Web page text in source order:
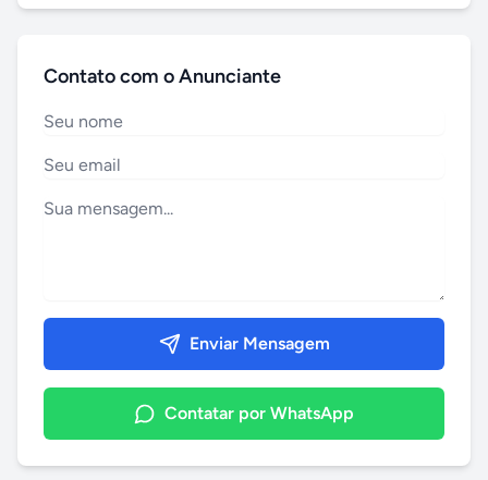
Contato com o Anunciante
Enviar Mensagem
Contatar por WhatsApp